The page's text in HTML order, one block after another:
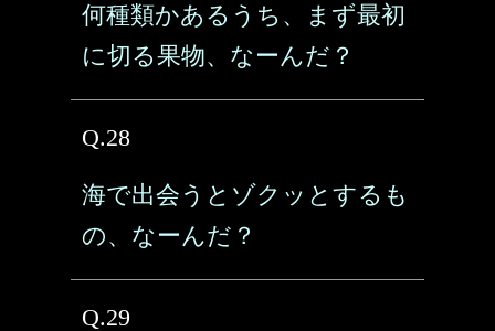
何種類かあるうち、まず最初
に切る果物、なーんだ？
Q.28
海で出会うとゾクッとするも
の、なーんだ？
Q.29